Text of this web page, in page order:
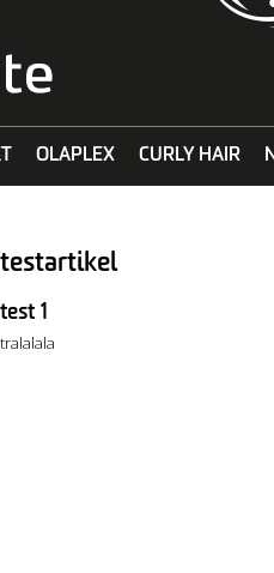
OLAPLEX CURLY HAIR
testartikel
test 1
tralalala